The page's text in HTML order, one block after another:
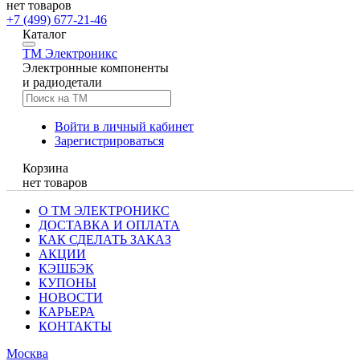
нет товаров
+7 (499) 677-21-46
Каталог
TM Электроникс
Электронные компоненты
и радиодетали
Войти в личный кабинет
Зарегистрироваться
Корзина
нет товаров
О ТМ ЭЛЕКТРОНИКС
ДОСТАВКА И ОПЛАТА
КАК СДЕЛАТЬ ЗАКАЗ
АКЦИИ
КЭШБЭК
КУПОНЫ
НОВОСТИ
КАРЬЕРА
КОНТАКТЫ
Москва